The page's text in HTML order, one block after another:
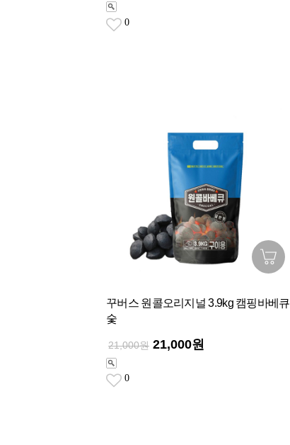
0
꾸버스 원콜오리지널 3.9kg 캠핑바베큐
숯
21,000원 21,000원
0